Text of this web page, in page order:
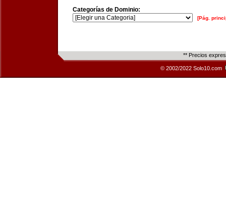
Categorías de Dominio:
[Pág.
** Precios
© 2002/2022 Solo10.com